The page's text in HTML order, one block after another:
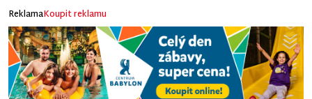
ReklamaKoupit reklamu